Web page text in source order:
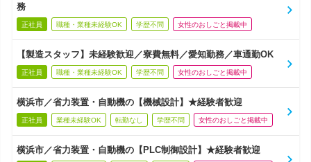
務
正社員 職種・業種未経験OK 学歴不問 女性のおしごと掲載中
【製造スタッフ】未経験歓迎／寮費無料／愛知勤務／車通勤OK
正社員 職種・業種未経験OK 学歴不問 女性のおしごと掲載中
横浜市／省力装置・自動機の【機械設計】★経験者歓迎
正社員 業種未経験OK 転勤なし 学歴不問 女性のおしごと掲載中
横浜市／省力装置・自動機の【PLC制御設計】★経験者歓迎